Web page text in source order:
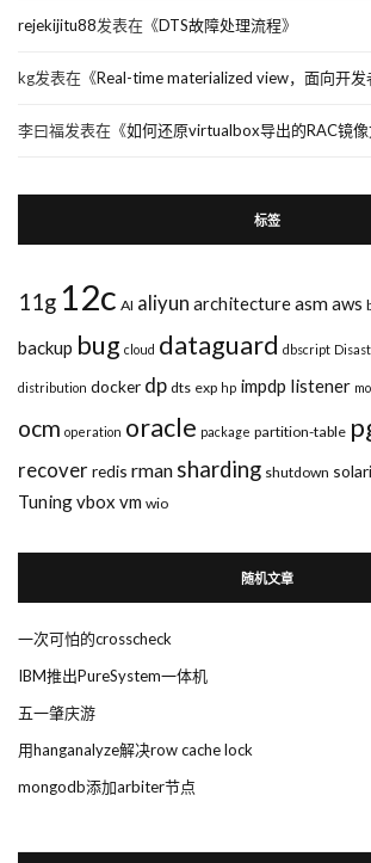
rejekijitu88发表在《DTS故障处理流程》
kg发表在《Real-time materialized view，面向开
李曰福发表在《如何还原virtualbox导出的RAC镜
标签
11g 12c AI aliyun architectureasmaws
backup bug cloud dataguard dbscript
distribution docker dp dts exp hp impdp listener
ocm operation oracle package partition-table
recover redis rman sharding shutdown
Tuningvbox vm wio
随机文章
一次可怕的crosscheck
IBM推出PureSystem一体机
五一肇庆游
用hanganalyze解决row cache lock
mongodb添加arbiter节点